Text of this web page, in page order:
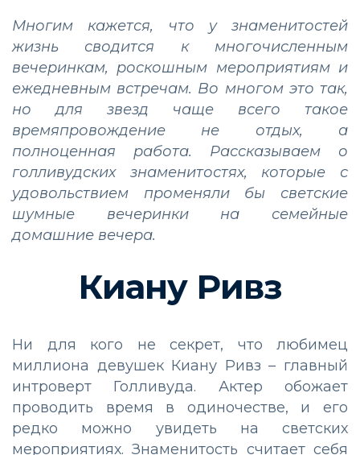
Многим кажется, что у знаменитостей
жизнь сводится к многочисленным
вечеринкам, роскошным мероприятиям и
ежедневным встречам. Во многом это так,
но для звезд чаще всего такое
времяпровождение не отдых, а
полноценная работа. Рассказываем о
голливудских знаменитостях, которые с
удовольствием променяли бы светские
шумные вечеринки на семейные
домашние вечера.
Киану Ривз
Ни для кого не секрет, что любимец
миллиона девушек Киану Ривз – главный
интроверт Голливуда. Актер обожает
проводить время в одиночестве, и его
редко можно увидеть на светских
мероприятиях. Знаменитость считает себя